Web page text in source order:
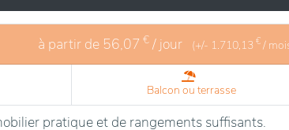
à partir de 56,07 € / jour (+/- 1.710,13 € /
Balcon ou terrasse
pratique et de rangements suffisants.